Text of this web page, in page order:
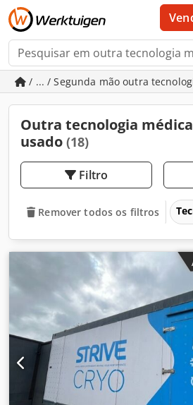
/ ... / Segunda mão outra
Outra tecnologia
usado (18)
Filtro
Remover todos os filtros